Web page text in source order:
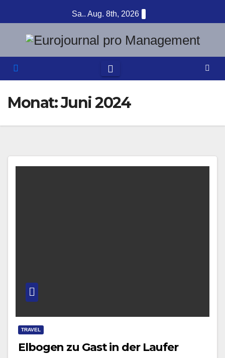
Inhalt
springen
Sa.. Aug. 8th, 2026
Monat:Juni 2024
TRAVEL
Elbogen zu Gast in der Laufer